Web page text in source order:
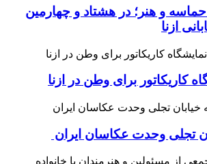
حماسه و هنر؛ در هشتاد و چهارمین
ازنا
کاریکاتور برای وطن در ازنا
تجلی وحدت عکاسان ایران